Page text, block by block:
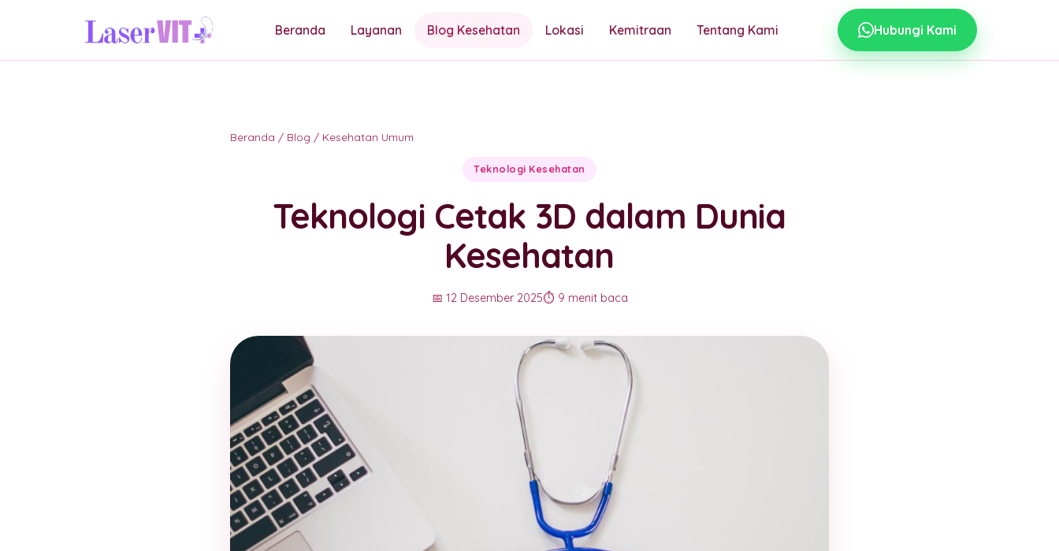
Beranda Layanan Blog Kesehatan Lokasi Kemitraan Tentang Kami Hubungi Kami
Beranda / Blog / Kesehatan Umum
Teknologi Kesehatan
Teknologi Cetak 3D dalam Dunia
Kesehatan
📅 12 Desember 2025⏱️ 9 menit baca